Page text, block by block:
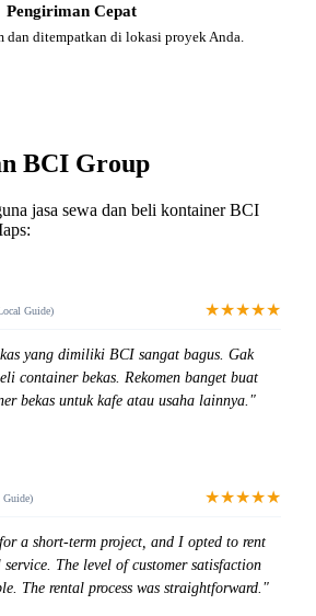
Pengiriman Cepat
ditempatkan di lokasi proyek Anda.
BCI Group
jasa sewa dan beli kontainer BCI
Guide) ★★★★★
yang dimiliki BCI sangat bagus. Gak
container bekas. Rekomen banget buat
bekas untuk kafe atau usaha lainnya."
Guide) ★★★★★
a short-term project, and I opted to rent
The level of customer satisfaction
The rental process was straightforward."